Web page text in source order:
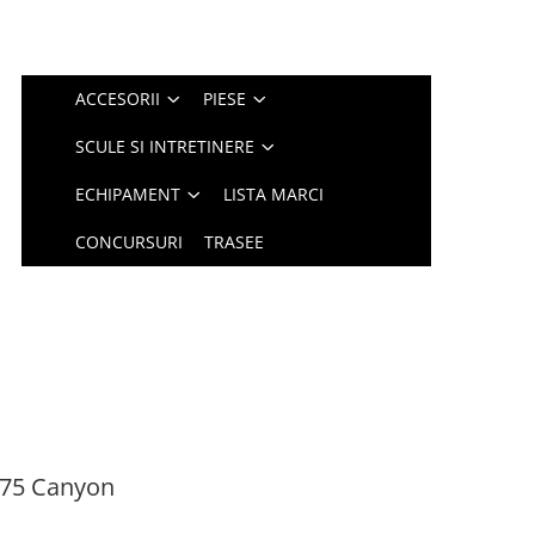
ACCESORII PIESE
SCULE SI INTRETINERE
ECHIPAMENT LISTA MARCI
CONCURSURI TRASEE
Canyon